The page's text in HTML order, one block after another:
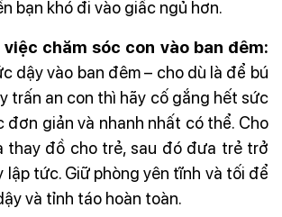
bạn khó đi vào giấc ngủ hơn.
chăm sóc con vào ban đêm:
dậy vào ban đêm – cho dù là để bú
trấn an con thì hãy cố gắng hết sức
đơn giản và nhanh nhất có thể. Cho
thay đồ cho trẻ, sau đó đưa trẻ trở
lập tức. Giữ phòng yên tĩnh và tối để
và tỉnh táo hoàn toàn.